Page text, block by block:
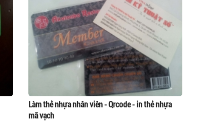
Làm thẻ nhựa nhân viên - Qrcode - in thẻ nhựa
mã vạch